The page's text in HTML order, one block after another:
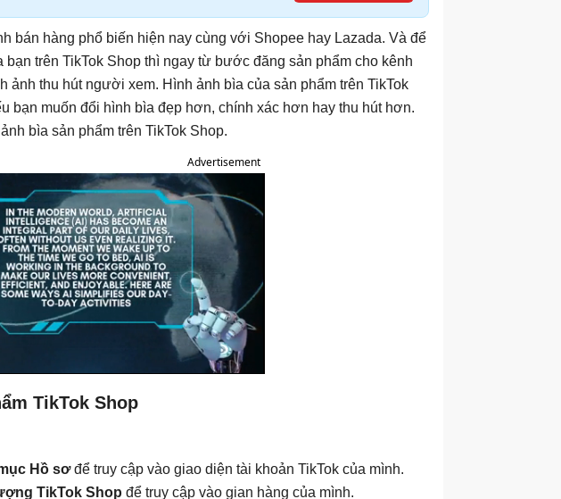
bán hàng phổ biến hiện nay cùng với Shopee hay Lazada. Và để
trên TikTok Shop thì ngay từ bước đăng sản phẩm cho kênh
ảnh thu hút người xem. Hình ảnh bìa của sản phẩm trên TikTok
bạn muốn đổi hình bìa đẹp hơn, chính xác hơn hay thu hút hơn.
bìa sản phẩm trên TikTok Shop.
Advertisement
TikTok Shop
Hồ sơđể truy cập vào giao diện tài khoản TikTok của mình.
TikTok Shop để truy cập vào gian hàng của mình.